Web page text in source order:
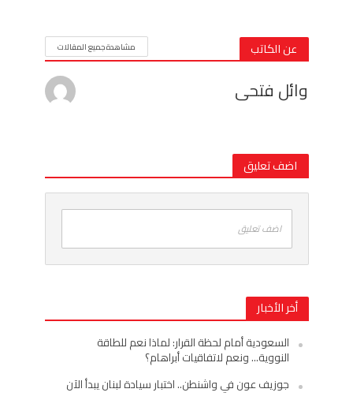
عن الكاتب مشاهدة جميع المقالات
وائل فتحى
اضف تعليق
اضف تعليق
أخر الأخبار
السعودية أمام لحظة القرار: لماذا نعم للطاقة
النووية… ونعم لاتفاقيات أبراهام؟
جوزيف عون في واشنطن.. اختبار سيادة لبنان يبدأ الآن